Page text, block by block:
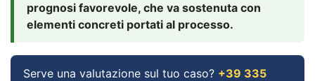
prognosi favorevole, che va sostenuta con
elementi concreti portati al processo.
Serve una valutazione sul tuo caso? +39 335